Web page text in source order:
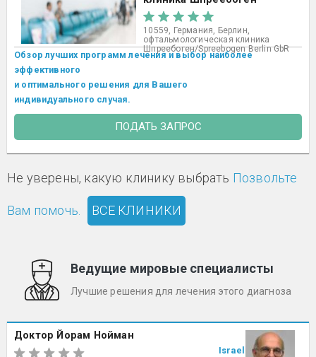
10559, Германия, Берлин,
офтальмологическая клиника
Шпреебоген/Spreebogen Berlin GbR
Обзор лучших программ лечения и выбор наиболее
эффективного
и оптимального решения для Вашего
индивидуального случая.
ПОДАТЬ ЗАПРОС
Не уверены, какую клинику выбрать Позвольте
Вам помочь. ВСЕ КЛИНИКИ
Ведущие мировые специалисты
Лучшие решения для лечения этого диагноза
Доктор Йорам Нойман
Israel